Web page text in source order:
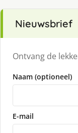
Nieuwsbrief
Ontvang de
Naam (optioneel)
E-mail